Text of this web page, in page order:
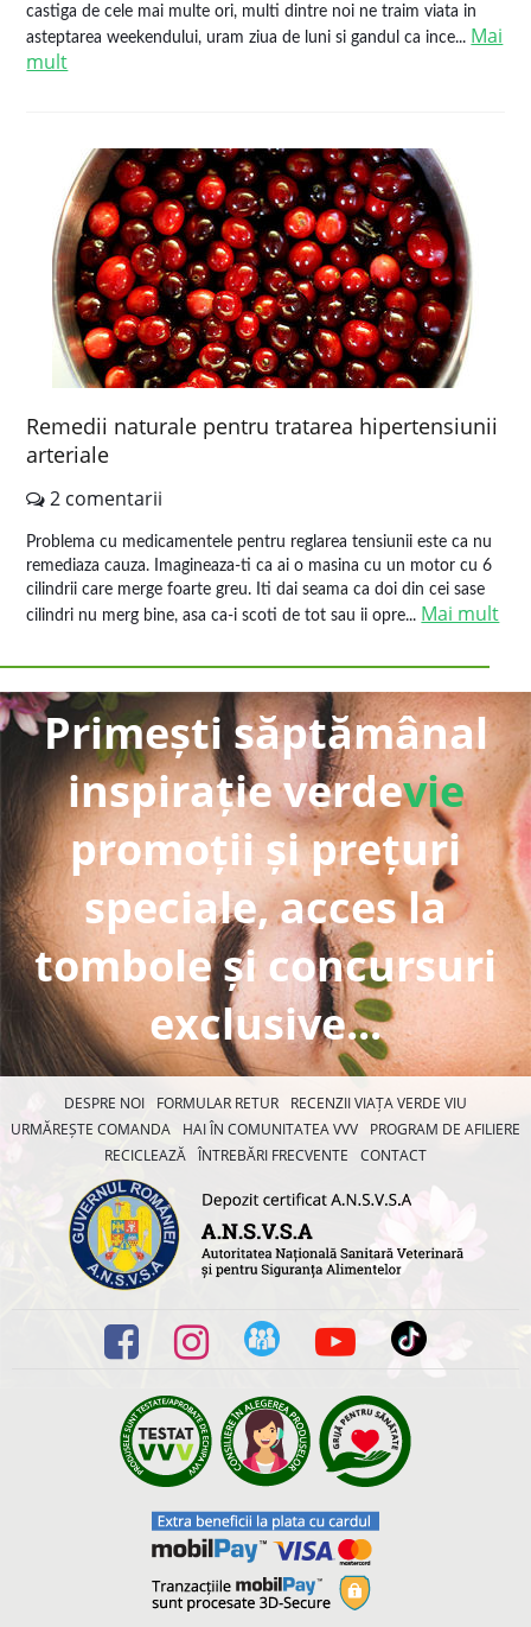
castiga de cele mai multe ori, multi dintre noi ne traim viata in
asteptarea weekendului, uram ziua de luni si gandul ca ince... Mai
mult
Remedii naturale pentru tratarea hipertensiunii
arteriale
2 comentarii
Problema cu medicamentele pentru reglarea tensiunii este ca nu
remediaza cauza. Imagineaza-ti ca ai o masina cu un motor cu 6
cilindrii care merge foarte greu. Iti dai seama ca doi din cei sase
cilindri nu merg bine, asa ca-i scoti de tot sau ii opre... Mai mult
Primești săptămânal
inspirație verdevie
promoții și prețuri
speciale, acces la
tombole și concursuri
exclusive...
DESPRE NOI FORMULAR RETUR
RECENZII VIAȚA VERDE VIU
URMĂREȘTE COMANDA
HAI ÎN COMUNITATEA VVV
PROGRAM DE AFILIERE
RECICLEAZĂ ÎNTREBĂRI FRECVENTE CONTACT